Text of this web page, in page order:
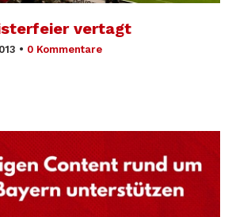
vertagt
• 0 Kommentare